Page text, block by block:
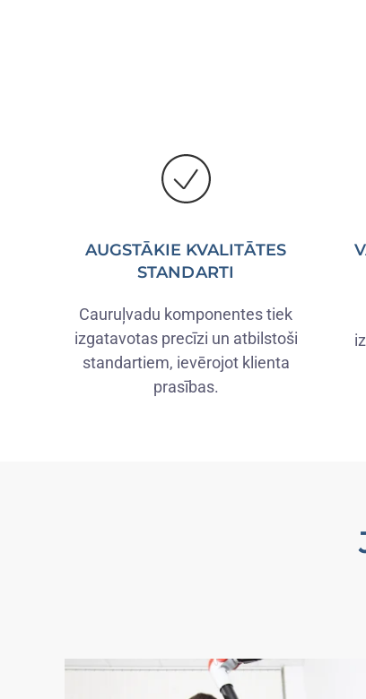
AUGSTĀKIE KVALITĀTES
STANDARTI
Cauruļvadu komponentes tiek
izgatavotas precīzi un atbilstoši
standartiem, ievērojot klienta
prasības.